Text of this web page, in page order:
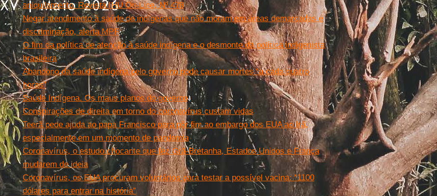
aniquilamento. Revista IHU On-Line, Nº 478
Negar atendimento à saúde de indígenas que não moram em áreas demarcadas é
discriminação, alerta MPF
O fim da política de atenção à saúde indígena e o desmonte da política indigenista
brasileira
Abandono da saúde indígena pelo governo pode causar mortes “a cada quatro
horas”
Saúde Indígena. Os maus planos do governo
Conspirações de direita em torno do coronavírus custam vidas
Teerã pede ajuda ao papa Francisco para pôr fim ao embargo dos EUA ao Irã,
especialmente em um momento de pandemia
Coronavírus, o estudo chocante que fez Grã-Bretanha, Estados Unidos e França
mudarem de ideia
Coronavírus, os EUA procuram voluntários para testar a possível vacina: “1100
dólares para entrar na história”